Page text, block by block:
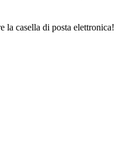
la casella di posta elettronica!